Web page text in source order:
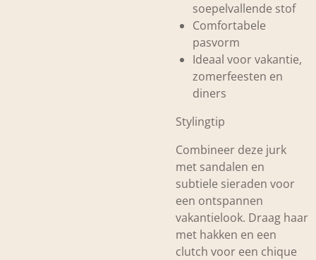
soepelvallende stof
Comfortabele
pasvorm
Ideaal voor vakantie,
zomerfeesten en
diners
Stylingtip
Combineer deze jurk
met sandalen en
subtiele sieraden voor
een ontspannen
vakantielook. Draag haar
met hakken en een
clutch voor een chique